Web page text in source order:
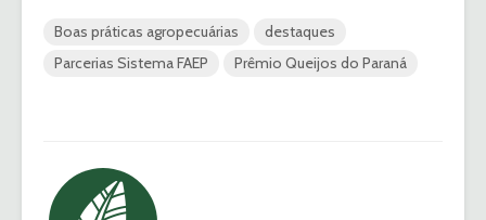
Boas práticas agropecuárias
destaques
Parcerias Sistema FAEP
Prêmio Queijos do Paraná